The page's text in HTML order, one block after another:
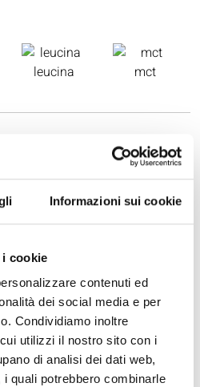
Informazioni sui cookie
cookie
contenuti ed
dei social media e per
Condividiamo inoltre
utilizzi il nostro sito con i
di analisi dei dati web,
quali potrebbero combinarle
leucina mct
del GRANO, fibra di
olio d'oliva, olio di cocco,
lecitina di girasole, acido
aromi: vaniglia e limone.